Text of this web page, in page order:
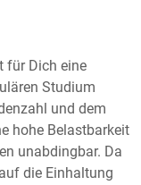
für Dich eine
Studium
und dem
hohe Belastbarkeit
unabdingbar. Da
die Einhaltung